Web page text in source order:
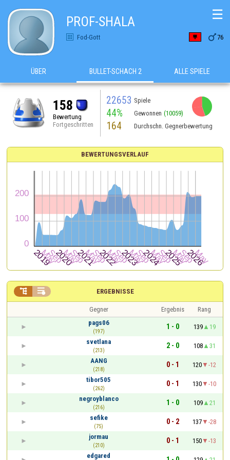
PROF-SHALA
Fod-Gott 76
☰
ÜBER BULLET-SCHACH 2 ALLE SPIELE
158
Bewertung
Fortgeschritten
22653 Spiele
44% Gewonnen (10059)
164 Durchschn. Gegnerbewertung
BEWERTUNGSVERLAUF
ERGEBNISSE
 
Gegner Ergebnis
Rang
pags06
(197)
1 - 0 139
19
svetlana
(213)
2 - 0 108
31
AANG
(218)
0 - 1 120
-12
tibor505
(262)
0 - 1 130
-10
negroyblanco
(216)
1 - 0 109
21
sefike
(75)
0 - 2 137
-28
jormau
(210)
0 - 1 150
-13
edgared